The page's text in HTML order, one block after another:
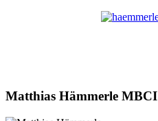
Matthias Hämmerle MBCI